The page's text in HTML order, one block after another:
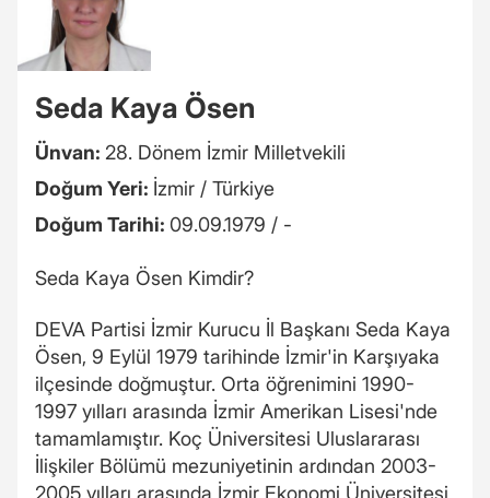
Seda Kaya Ösen
Ünvan: 28. Dönem İzmir Milletvekili
Doğum Yeri: İzmir / Türkiye
Doğum Tarihi: 09.09.1979 / -
Seda Kaya Ösen Kimdir?
DEVA Partisi İzmir Kurucu İl Başkanı Seda Kaya
Ösen, 9 Eylül 1979 tarihinde İzmir'in Karşıyaka
ilçesinde doğmuştur. Orta öğrenimini 1990-
1997 yılları arasında İzmir Amerikan Lisesi'nde
tamamlamıştır. Koç Üniversitesi Uluslararası
İlişkiler Bölümü mezuniyetinin ardından 2003-
2005 yılları arasında İzmir Ekonomi Üniversitesi